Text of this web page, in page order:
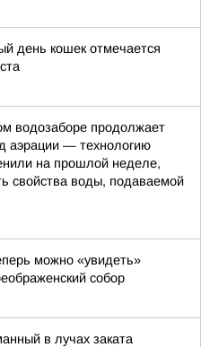
день кошек отмечается
водозаборе продолжает
аэрации — технологию
на прошлой неделе,
свойства воды, подаваемой
можно «увидеть»
собор
в лучах заката